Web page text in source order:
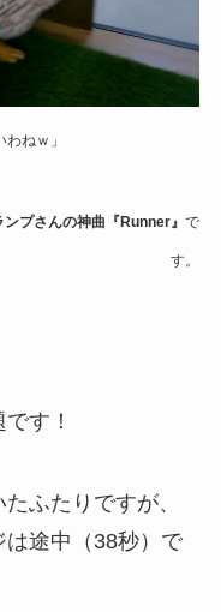
ねｗ」
ンプさんの神曲『Runner』で
す。
す！
ふたりですが、
途中（38秒）で